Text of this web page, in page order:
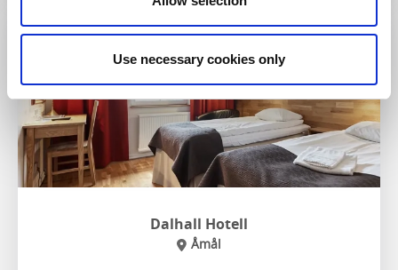
Use necessary cookies only
Dalhall Hotell
Åmål